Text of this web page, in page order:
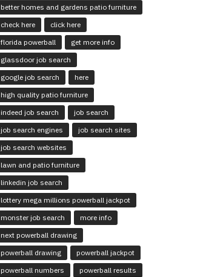
better homes and gardens patio furniture
check here
click here
florida powerball
get more info
glassdoor job search
google job search
here
high quality patio furniture
indeed job search
job search
job search engines
job search sites
job search websites
lawn and patio furniture
linkedin job search
lottery mega millions powerball jackpot
monster job search
more info
next powerball drawing
powerball drawing
powerball jackpot
powerball numbers
powerball results